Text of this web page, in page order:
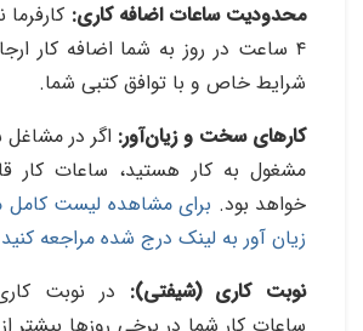
محدودیت ساعات اضافه کاری:
۴ ساعت در روز به شما اضافه کار
شرایط خاص و با توافق کتبی شما.
کارهای سخت و زیان‌آور: اگر در
مشغول به کار هستید، ساعات کار
خواهد بود. برای مشاهده لیست
زیان آور به لینک درج شده مراجعه کنید
نوبت کاری (شیفتی): در نوبت